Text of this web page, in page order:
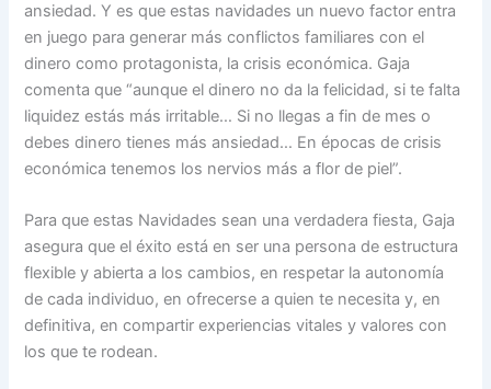
ansiedad. Y es que estas navidades un nuevo factor entra
en juego para generar más conflictos familiares con el
dinero como protagonista, la crisis económica. Gaja
comenta que “aunque el dinero no da la felicidad, si te falta
liquidez estás más irritable… Si no llegas a fin de mes o
debes dinero tienes más ansiedad… En épocas de crisis
económica tenemos los nervios más a flor de piel”.
Para que estas Navidades sean una verdadera fiesta, Gaja
asegura que el éxito está en ser una persona de estructura
flexible y abierta a los cambios, en respetar la autonomía
de cada individuo, en ofrecerse a quien te necesita y, en
definitiva, en compartir experiencias vitales y valores con
los que te rodean.